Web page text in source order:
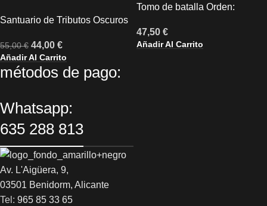
Santuario de Tributos Oscuros
55,00€ 44,00 €
Añadir Al Carrito
Tomo de batalla Orden:
47,50 €
Añadir Al Carrito
métodos de pago:
Whatsapp:
635 288 813
Av. L'Aigüera, 9,
03501 Benidorm, Alicante
Tel: 965 85 33 65